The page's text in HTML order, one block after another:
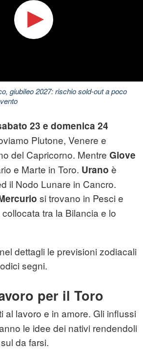
giubileo 2027: rischio sold-out a poco
23 e domenica 24
Plutone, Venere e
del Capricorno. Mentre Giove
e Marte in Toro. Urano è
il Nodo Lunare in Cancro.
si trovano in Pesci e
collocata tra la Bilancia e lo
dettagli le previsioni zodiacali
segni.
per il Toro
al lavoro e in amore. Gli influssi
le idee dei nativi rendendoli
da farsi.